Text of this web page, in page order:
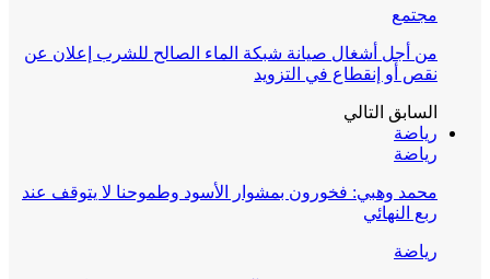
مجتمع
من أجل أشغال صيانة شبكة الماء الصالح للشرب إعلان عن
نقص أو إنقطاع في التزويد
السابق التالي
رياضة
رياضة
محمد وهبي: فخورون بمشوار الأسود وطموحنا لا يتوقف عند
ربع النهائي
رياضة